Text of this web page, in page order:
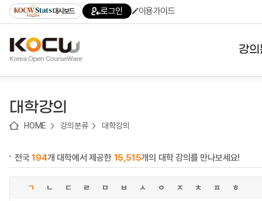
기
기
기
content)
가
대시보드 로그인 이용가이드
강
대학강의
HOME 강의분류 대학강의
전국194개 대학에서 제공한 15,515개의 대학 강의를 만나보세요!
ㄱ ㄴ ㄷ ㄹ ㅁ ㅂ ㅅ ㅇ ㅈ ㅊ ㅍ ㅎ